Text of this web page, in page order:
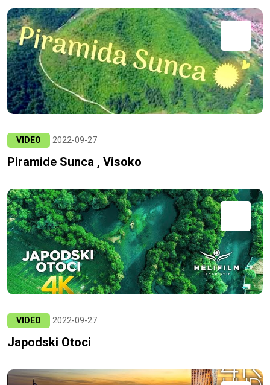
VIDEO 2022-09-27
Piramide Sunca , Visoko
VIDEO 2022-09-27
Japodski Otoci